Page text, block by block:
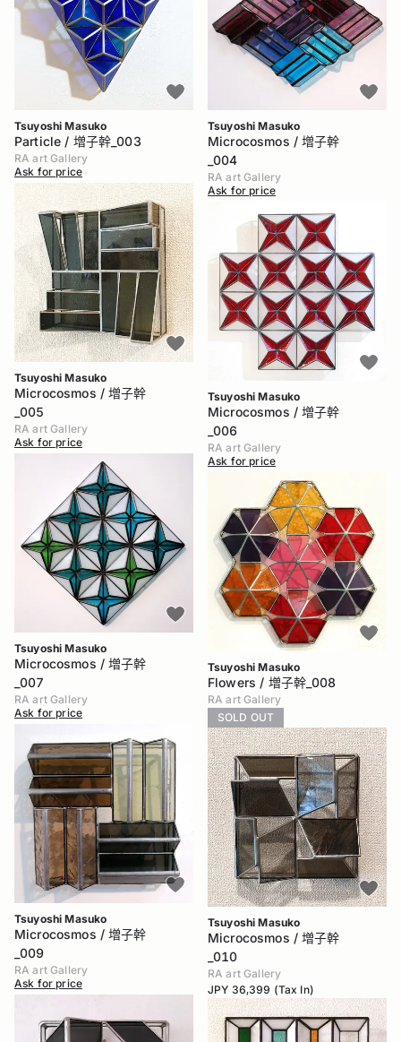
Tsuyoshi Masuko
Particle / 増子幹_003
RA art Gallery
Ask for price
Tsuyoshi Masuko
Microcosmos / 増子幹
_005
RA art Gallery
Ask for price
Tsuyoshi Masuko
Microcosmos / 増子幹
_007
RA art Gallery
Ask for price
Tsuyoshi Masuko
Microcosmos / 増子幹
_009
RA art Gallery
Ask for price
Tsuyoshi Masuko
Microcosmos / 増子幹
_004
RA art Gallery
Ask for price
Tsuyoshi Masuko
Microcosmos / 増子幹
_006
RA art Gallery
Ask for price
Tsuyoshi Masuko
Flowers / 増子幹_008
RA art Gallery
SOLD OUT
Tsuyoshi Masuko
Microcosmos / 増子幹
_010
RA art Gallery
JPY 36,399 (Tax In)